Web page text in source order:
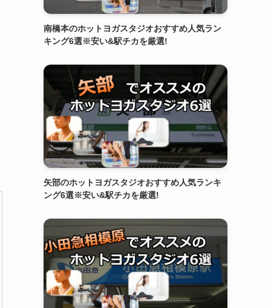
南橋本のホットヨガスタジオおすすめ人気ラン
キング6選※安い&駅チカを厳選!
矢部のホットヨガスタジオおすすめ人気ランキ
ング6選※安い&駅チカを厳選!